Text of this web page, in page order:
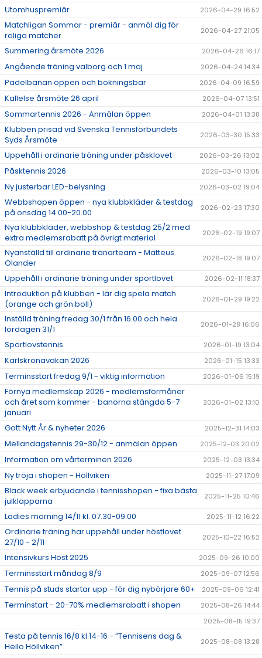
Utomhuspremiär 2026-04-29 16:52
Matchligan Sommar - premiär - anmäl dig för
roliga matcher
2026-04-27 21:05
Summering årsmöte 2026 2026-04-26 16:17
Angående träning valborg och 1 maj 2026-04-24 14:34
Padelbanan öppen och bokningsbar 2026-04-09 16:59
Kallelse årsmöte 26 april 2026-04-07 13:51
Sommartennis 2026 - Anmälan öppen 2026-04-01 13:38
Klubben prisad vid Svenska Tennisförbundets
Syds Årsmöte
2026-03-30 15:33
Uppehåll i ordinarie träning under påsklovet 2026-03-26 13:02
Påsktennis 2026 2026-03-10 13:05
Ny justerbar LED-belysning 2026-03-02 19:04
Webbshopen öppen - nya klubbkläder & testdag
på onsdag 14.00-20.00
2026-02-23 17:30
Nya klubbkläder, webbshop & testdag 25/2 med
extra medlemsrabatt på övrigt material
2026-02-19 19:07
Nyanställd till ordinarie tränarteam - Matteus
Olander
2026-02-18 19:07
Uppehåll i ordinarie träning under sportlovet 2026-02-11 18:37
Introduktion på klubben - lär dig spela match
(orange och grön boll)
2026-01-29 19:22
Inställd träning fredag 30/1 från 16.00 och hela
lördagen 31/1
2026-01-28 16:06
Sportlovstennis 2026-01-19 13:04
Karlskronavakan 2026 2026-01-15 13:33
Terminsstart fredag 9/1 - viktig information 2026-01-06 15:19
Förnya medlemskap 2026 - medlemsförmåner
och året som kommer - banorna stängda 5-7
januari
2026-01-02 13:10
Gott Nytt År & nyheter 2026 2025-12-31 14:03
Mellandagstennis 29-30/12 - anmälan öppen 2025-12-03 20:02
Information om vårterminen 2026 2025-12-03 13:34
Ny tröja i shopen - Höllviken 2025-11-27 17:09
Black week erbjudande i tennisshopen - fixa bästa
julklapparna
2025-11-25 10:46
Ladies morning 14/11 kl. 07.30-09.00 2025-11-12 16:22
Ordinarie träning har uppehåll under höstlovet
27/10 - 2/11
2025-10-22 16:52
Intensivkurs Höst 2025 2025-09-26 10:00
Terminsstart måndag 8/9 2025-09-07 12:56
Tennis på studs startar upp - för dig nybörjare 60+ 2025-09-06 12:41
Terminstart - 20-70% medlemsrabatt i shopen
2025-08-26 14:44
2025-08-15 19:37
Testa på tennis 16/8 kl 14-16 - ”Tennisens dag &
Hello Höllviken”
2025-08-08 13:28